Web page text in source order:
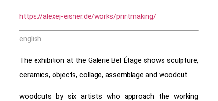
https://alexej-eisner.de/works/printmaking/
english
The exhibition at the Galerie Bel Étage shows sculpture,
ceramics, objects, collage, assemblage and woodcut
woodcuts by six artists who approach the working